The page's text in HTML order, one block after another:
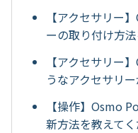
【アクセサリー
ーの取り付け方
【アクセサリー
うなアクセサリ
【操作】Osmo
新方法を教えてく